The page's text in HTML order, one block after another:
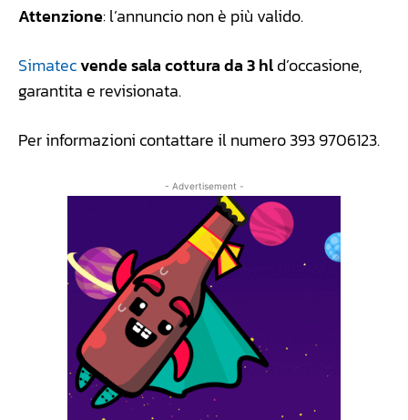
Attenzione: l’annuncio non è più valido.
Simatecvende sala cottura da 3 hld’occasione,
garantita e revisionata.
Per informazioni contattare il numero 393 9706123.
- Advertisement -